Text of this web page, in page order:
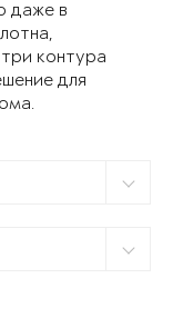
даже в
контура
для